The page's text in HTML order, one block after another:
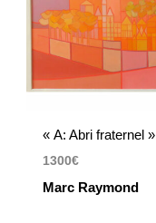
« A: Abri fraternel »
1300€
Marc Raymond